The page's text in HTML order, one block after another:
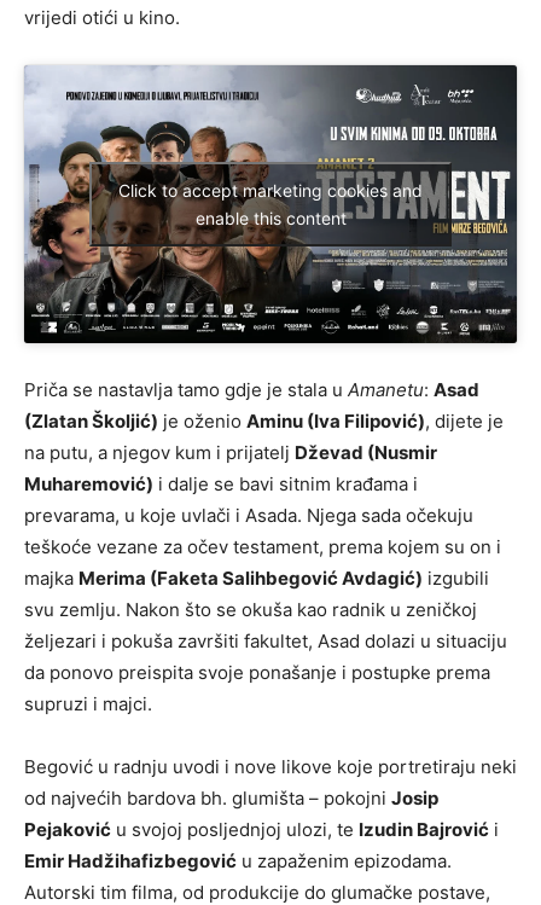
vrijedi otići u kino.
Click to accept marketing cookies and
enable this content
Priča se nastavlja tamo gdje je stala u Amanetu: Asad
(Zlatan Školjić) je oženio Aminu (Iva Filipović), dijete je
na putu, a njegov kum i prijatelj Dževad (Nusmir
Muharemović) i dalje se bavi sitnim krađama i
prevarama, u koje uvlači i Asada. Njega sada očekuju
teškoće vezane za očev testament, prema kojem su on i
majka Merima (Faketa Salihbegović Avdagić) izgubili
svu zemlju. Nakon što se okuša kao radnik u zeničkoj
željezari i pokuša završiti fakultet, Asad dolazi u situaciju
da ponovo preispita svoje ponašanje i postupke prema
supruzi i majci.
Begović u radnju uvodi i nove likove koje portretiraju neki
od najvećih bardova bh. glumišta – pokojni Josip
Pejaković u svojoj posljednjoj ulozi, te Izudin Bajrović i
Emir Hadžihafizbegović u zapaženim epizodama.
Autorski tim filma, od produkcije do glumačke postave,